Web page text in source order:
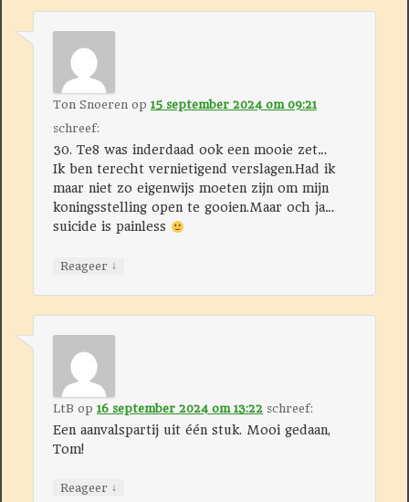
Ton Snoerenop 15 september 2024 om 09:21
schreef:
30. Te8 was inderdaad ook een mooie zet…
Ik ben terecht vernietigend verslagen.Had ik
maar niet zo eigenwijs moeten zijn om mijn
koningsstelling open te gooien.Maar och ja…
suicide is painless
Reageer ↓
LtB op 16 september 2024 om 13:22 schreef:
Een aanvalspartij uit één stuk. Mooi gedaan,
Tom!
Reageer ↓